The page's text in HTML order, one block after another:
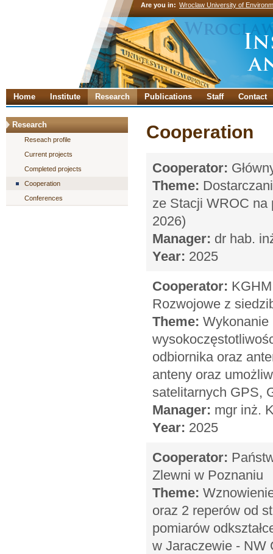
Are you in: Wroclaw University of
Home Institute Research Publications Staff Contact
Research
Reseach profile
Current projects
Completed projects
Cooperation
Conferences
Cooperation
Cooperator:
Theme:
ze Stacji WROC na
2026)
Manager: dr hab.
Year: 2025
Cooperator:
Rozwojowe z
Theme: Wykonanie
odbiornika oraz
anteny oraz
satelitarnych GPS,
Manager: mgr inż.
Year: 2025
Cooperator:
Zlewni w Poznaniu
Theme:
oraz 2 reperów od
pomiarów
w Jaraczewie - NW